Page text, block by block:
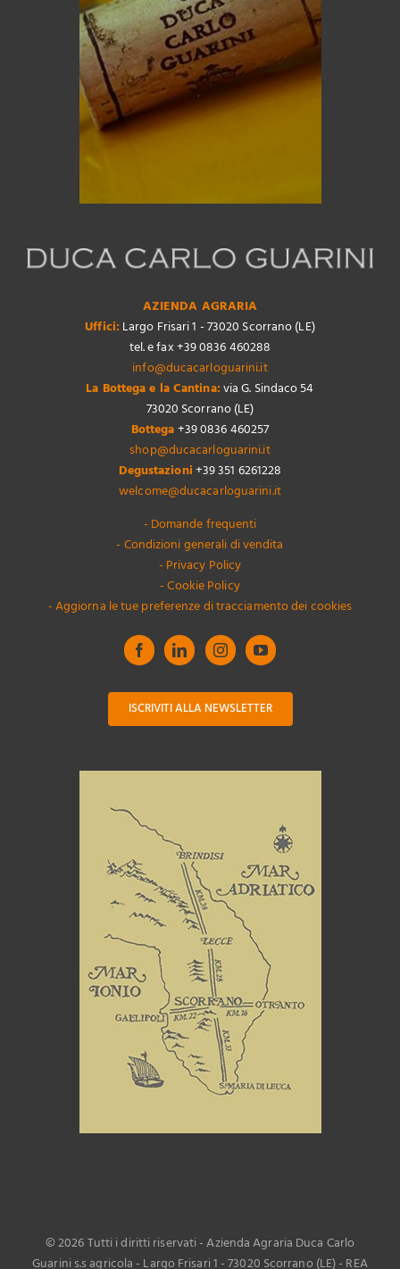
AZIENDA AGRARIA
Uffici: Largo Frisari 1 - 73020 Scorrano (LE)
tel. e fax +39 0836 460288
info@ducacarloguarini.it
La Bottega e la Cantina:via G. Sindaco 54
73020 Scorrano (LE)
Bottega+39 0836 460257
shop@ducacarloguarini.it
Degustazioni+39 351 6261228
welcome@ducacarloguarini.it
- Domande frequenti
- Condizioni generali di vendita
- Privacy Policy
- Cookie Policy
- Aggiorna le tue preferenze di tracciamento dei cookies
ISCRIVITI ALLA NEWSLETTER
©2026 Tutti i diritti riservati - Azienda Agraria Duca Carlo
Guarini s.s agricola - Largo Frisari 1 - 73020 Scorrano (LE) - REA